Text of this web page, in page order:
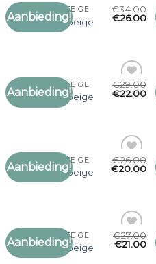
Aanbieding!
Toevoegen
SJAAL DAMES BEIGE
sjaal dames beige
€34.00
€26.00
Aanbieding!
Toevoegen
SJAAL DAMES BEIGE
sjaal dames beige
€29.00
€22.00
Aanbieding!
Toevoegen
SJAAL DAMES BEIGE
sjaal dames beige
€26.00
€20.00
Aanbieding!
Toevoegen
SJAAL DAMES BEIGE
sjaal dames beige
€27.00
€21.00